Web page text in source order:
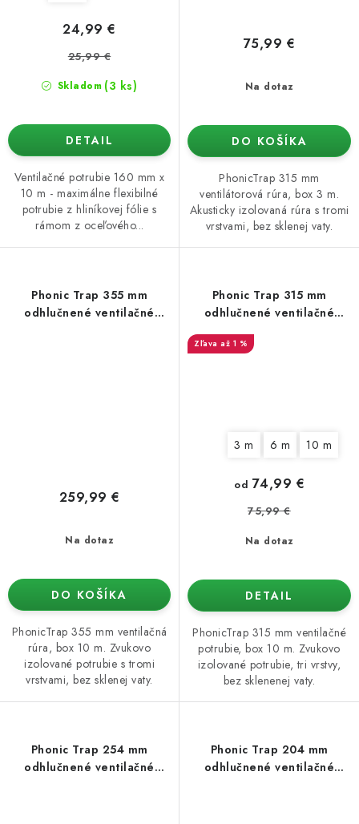
Skladom (3 ks)
24,99 €
25,99 €
DETAIL
Ventilačné potrubie 160 mm x
10 m - maximálne flexibilné
potrubie z hliníkovej fólie s
rámom z oceľového...
Na dotaz
75,99 €
DO KOŠÍKA
PhonicTrap 315 mm
ventilátorová rúra, box 3 m.
Akusticky izolovaná rúra s tromi
vrstvami, bez sklenej vaty.
Phonic Trap 355 mm
odhlučnené ventilačné
Na dotaz
259,99 €
DO KOŠÍKA
PhonicTrap 355 mm ventilačná
rúra, box 10 m. Zvukovo
izolované potrubie s tromi
vrstvami, bez sklenej vaty.
Phonic Trap 315 mm
odhlučnené ventilačné
potrubie
až 1 %
3 m 6 m 10 m
Na dotaz
od 74,99 €
75,99 €
DETAIL
PhonicTrap 315 mm ventilačné
potrubie, box 10 m. Zvukovo
izolované potrubie, tri vrstvy,
bez sklenenej vaty.
Phonic Trap 254 mm
odhlučnené ventilačné
Phonic Trap 204 mm
odhlučnené ventilačné